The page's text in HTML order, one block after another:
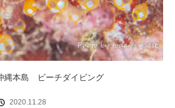
縄本島 ビーチダイビング
2020.11.28